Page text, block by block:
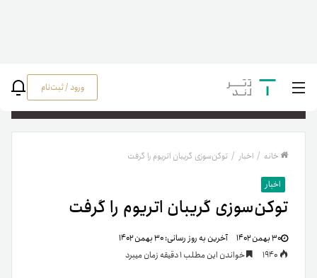
ورود / ثبت‌نام
خانه / اخبار / توکن‌سوزی گریبان اتریوم را گرفت
اخبار
توکن‌سوزی گریبان اتریوم را گرفت
۳۰ بهمن ۱۴۰۲ آخرین به روز رسانی:۳۰ بهمن ۱۴۰۲
خواندن این مطلب 1 دقیقه زمان میبرد